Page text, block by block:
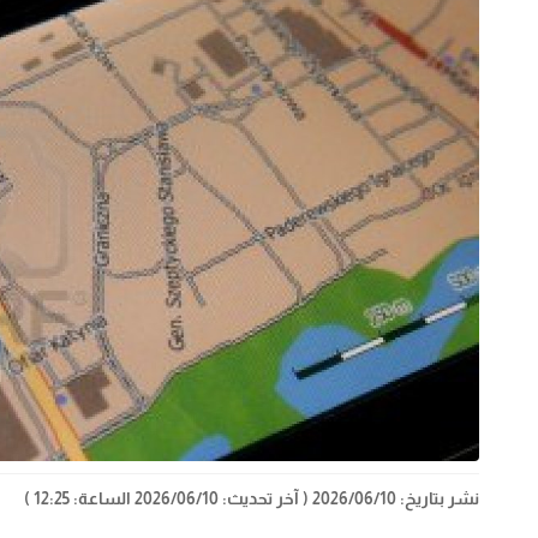
نشر بتاريخ: 2026/06/10 ( آخر تحديث: 2026/06/10 الساعة: 12:25 )